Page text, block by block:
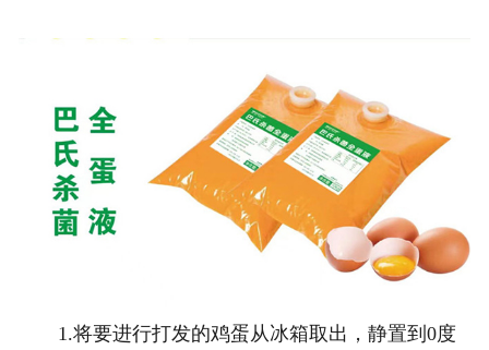
1.将要进行打发的鸡蛋从冰箱取出，静置到0度